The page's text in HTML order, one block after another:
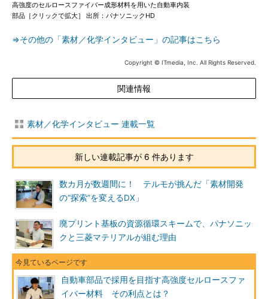
高強度のセルロースファイバー成形材料を用いた自動車内装
部品［クリックで拡大］ 出所：パナソニックHD
⇒その他の「素材／化学インタビュー」の記事はこちら
Copyright © ITmedia, Inc. All Rights Reserved.
関連情報
素材／化学インタビュー 連載一覧
新しい連載記事が 6 件あります
数カ月が数週間に！ テルモが挑んだ「素材開発
の“探索”を変えるDX」
廃プリント基板の資源循環スキームで、パナソニッ
クと三菱マテリアルが組む理由
自動車部品で採用を目指す高強度セルロースファ
イバー材料 その利点とは？